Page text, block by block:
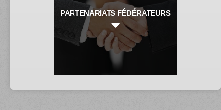
PARTENARIATS FÉDÉRATEURS